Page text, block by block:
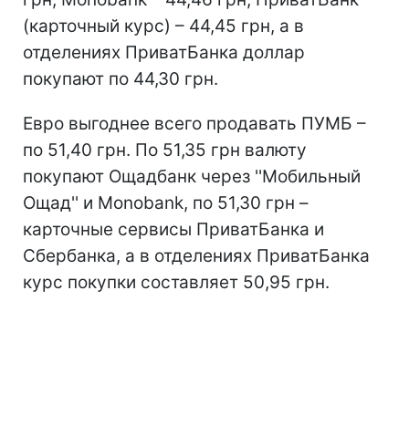
(карточный курс) – 44,45 грн, а в
отделениях ПриватБанка доллар
покупают по 44,30 грн.
Евро выгоднее всего продавать ПУМБ –
по 51,40 грн. По 51,35 грн валюту
покупают Ощадбанк через ''Мобильный
Ощад'' и Monobank, по 51,30 грн –
карточные сервисы ПриватБанка и
Сбербанка, а в отделениях ПриватБанка
курс покупки составляет 50,95 грн.